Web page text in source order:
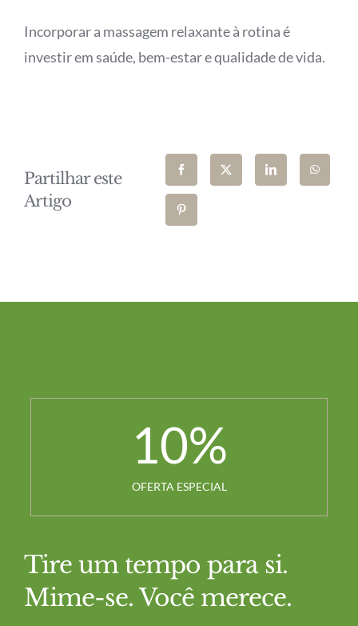
Incorporar a massagem relaxante à rotina é
investir em saúde, bem-estar e qualidade de vida.
Partilhar este
Artigo
10%
OFERTA ESPECIAL
Tire um tempo para si.
Mime-se. Você merece.